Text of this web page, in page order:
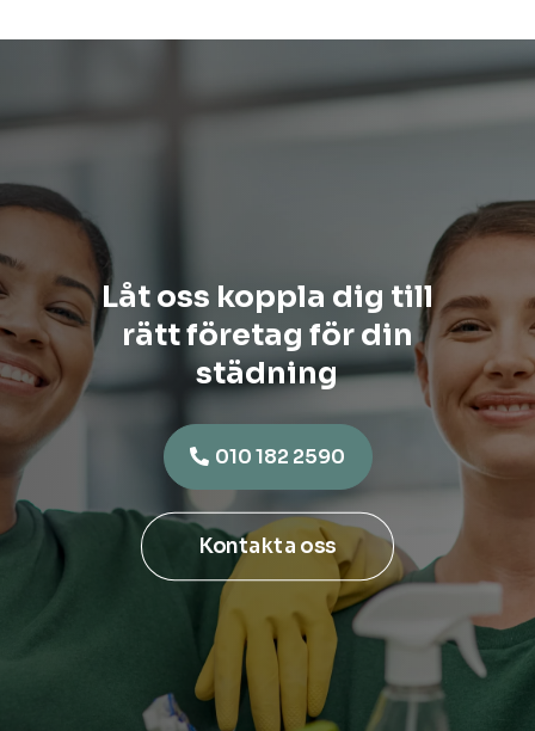
Låt oss koppla dig till
rätt företag för din
städning
010 182 2590
Kontakta oss